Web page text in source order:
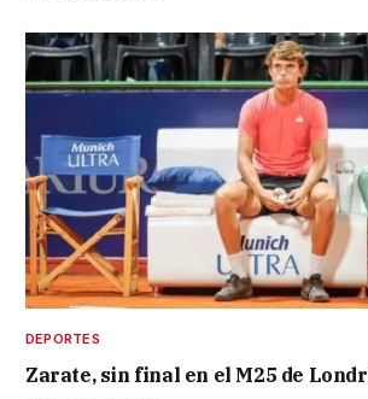
DEPORTES
Zarate, sin final en el M25 de